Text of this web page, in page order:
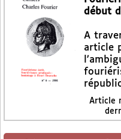
début
A
article
Article